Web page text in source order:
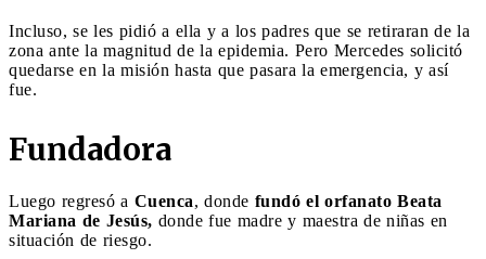
Incluso, se les pidió a ella y a los padres que se retiraran de la
zona ante la magnitud de la epidemia. Pero Mercedes solicitó
quedarse en la misión hasta que pasara la emergencia, y así
fue.
Fundadora
Luego regresó a Cuenca, donde fundó el orfanato Beata
Mariana de Jesús, donde fue madre y maestra de niñas en
situación de riesgo.